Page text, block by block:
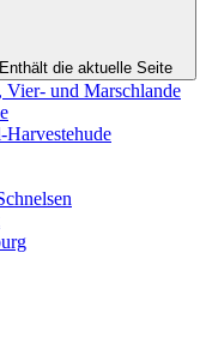
Enthält die aktuelle Seite
Vier- und Marschlande
Harvestehude